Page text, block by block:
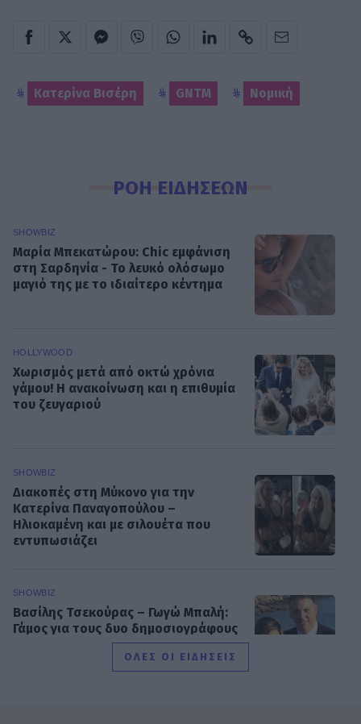
Κατερίνα Βισέρη GNTM Νομική
ΡΟΗ ΕΙΔΗΣΕΩΝ
SHOWBIZ
Μαρία Μπεκατώρου: Chic εμφάνιση
στη Σαρδηνία - Το λευκό ολόσωμο
μαγιό της με το ιδιαίτερο κέντημα
HOLLYWOOD
Χωρισμός μετά από οκτώ χρόνια
γάμου! Η ανακοίνωση και η επιθυμία
του ζευγαριού
SHOWBIZ
Διακοπές στη Μύκονο για την
Κατερίνα Παναγοπούλου –
Ηλιοκαμένη και με σιλουέτα που
εντυπωσιάζει
SHOWBIZ
Βασίλης Τσεκούρας – Γωγώ Μπαλή:
Γάμος για τους δυο δημοσιογράφους
του Mega - Πότε παντρεύονται
ΟΛΕΣ ΟΙ ΕΙΔΗΣΕΙΣ